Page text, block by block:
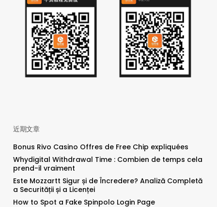
近期文章
Bonus Rivo Casino Offres de Free Chip expliquées
Whydigital Withdrawal Time : Combien de temps cela
prend-il vraiment
Este Mozzartt Sigur și de Încredere? Analiză Completă
a Securității și a Licenței
How to Spot a Fake Spinpolo Login Page